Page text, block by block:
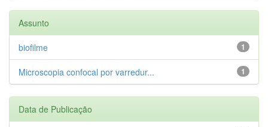
Assunto
1
biofilme
1
Microscopia confocal por varredur...
Data de Publicação